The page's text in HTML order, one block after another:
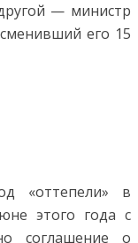
— министр
его 15
«оттепели» в
этого года с
соглашение о